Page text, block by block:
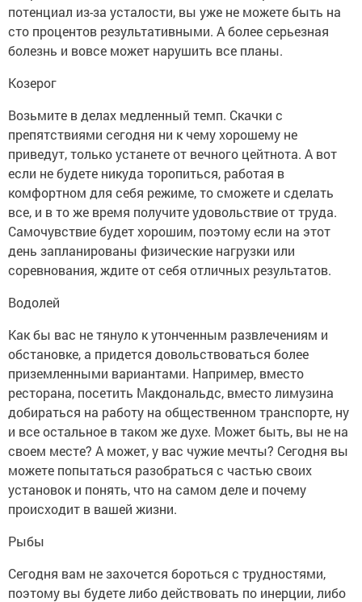
потенциал из-за усталости, вы уже не можете быть на
сто процентов результативными. А более серьезная
болезнь и вовсе может нарушить все планы.
Козерог
Возьмите в делах медленный темп. Скачки с
препятствиями сегодня ни к чему хорошему не
приведут, только устанете от вечного цейтнота. А вот
если не будете никуда торопиться, работая в
комфортном для себя режиме, то сможете и сделать
все, и в то же время получите удовольствие от труда.
Самочувствие будет хорошим, поэтому если на этот
день запланированы физические нагрузки или
соревнования, ждите от себя отличных результатов.
Водолей
Как бы вас не тянуло к утонченным развлечениям и
обстановке, а придется довольствоваться более
приземленными вариантами. Например, вместо
ресторана, посетить Макдональдс, вместо лимузина
добираться на работу на общественном транспорте, ну
и все остальное в таком же духе. Может быть, вы не на
своем месте? А может, у вас чужие мечты? Сегодня вы
можете попытаться разобраться с частью своих
установок и понять, что на самом деле и почему
происходит в вашей жизни.
Рыбы
Сегодня вам не захочется бороться с трудностями,
поэтому вы будете либо действовать по инерции, либо